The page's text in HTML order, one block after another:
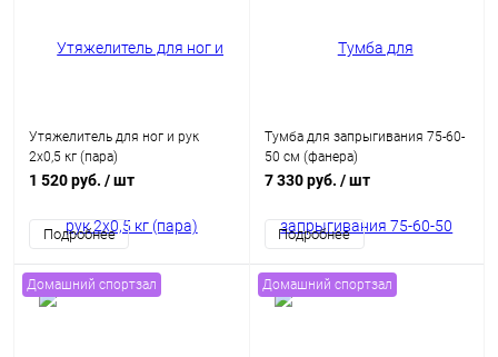
Утяжелитель для ног и рук
2x0,5 кг (пара)
1 520 руб. / шт
Подробнее
Тумба для запрыгивания 75-60-
50 см (фанера)
7 330 руб. / шт
Подробнее
Домашний спортзал Домашний спортзал